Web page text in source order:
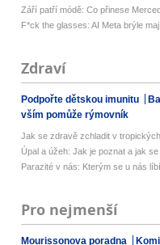
Září patří módě: Co přinese
F*ck the glasses: AI Meta brýle
Zdraví
Podpořte dětskou imunitu
vším pomůže rýmovník
Jak se zdravě zchladit v
Úpal a úžeh: Jak je poznat a jak
Parazité v nás: Kterým se u nás
Pro nejmenší
Mourissonova poradna